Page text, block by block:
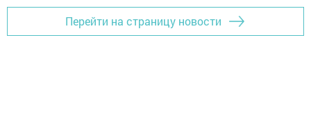
Перейти на страницу новости